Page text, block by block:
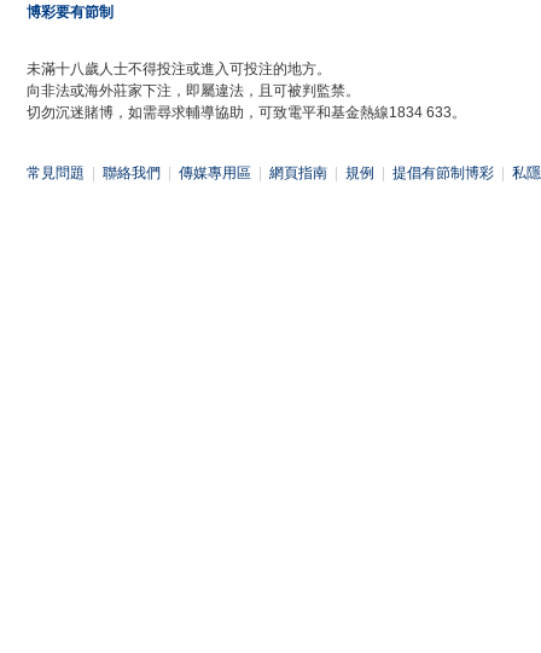
博彩要有節制
未滿十八歲人士不得投注或進入可投注的地方。
向非法或海外莊家下注，即屬違法，且可被判監禁。
切勿沉迷賭博，如需尋求輔導協助，可致電平和基金熱線1834 633。
常見問題 聯絡我們 傳媒專用區 網頁指南 規例 提倡有節制博彩 私